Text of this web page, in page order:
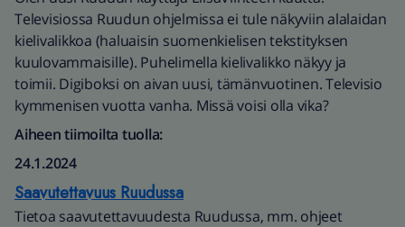
Televisiossa Ruudun ohjelmissa ei tule näkyviin alalaidan
kielivalikkoa (haluaisin suomenkielisen tekstityksen
kuulovammaisille). Puhelimella kielivalikko näkyy ja
toimii. Digiboksi on aivan uusi, tämänvuotinen. Televisio
kymmenisen vuotta vanha. Missä voisi olla vika?
Aiheen tiimoilta tuolla:
24.1.2024
Saavutettavuus Ruudussa
Tietoa saavutettavuudesta Ruudussa, mm. ohjeet